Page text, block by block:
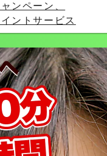
ンペーン、
ントサービス